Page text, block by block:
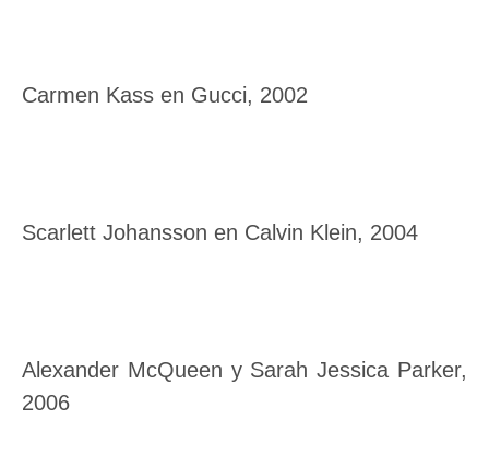
Carmen Kass en Gucci, 2002
Scarlett Johansson en Calvin Klein, 2004
Alexander McQueen y Sarah Jessica Parker,
2006